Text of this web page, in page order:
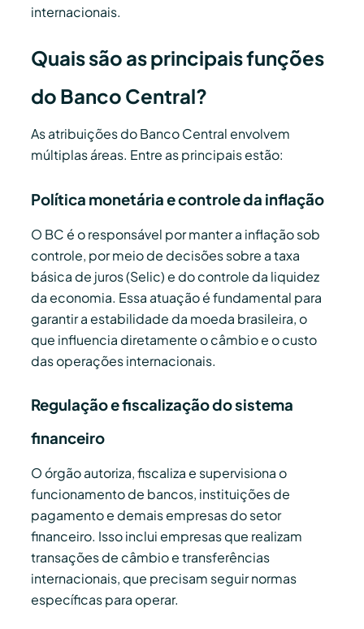
internacionais.
Quais são as principais funções
do Banco Central?
As atribuições do Banco Central envolvem
múltiplas áreas. Entre as principais estão:
Política monetária e controle da inflação
O BC é o responsável por manter a inflação sob
controle, por meio de decisões sobre a taxa
básica de juros (Selic) e do controle da liquidez
da economia. Essa atuação é fundamental para
garantir a estabilidade da moeda brasileira, o
que influencia diretamente o câmbio e o custo
das operações internacionais.
Regulação e fiscalização do sistema
financeiro
O órgão autoriza, fiscaliza e supervisiona o
funcionamento de bancos, instituições de
pagamento e demais empresas do setor
financeiro. Isso inclui empresas que realizam
transações de câmbio e transferências
internacionais, que precisam seguir normas
específicas para operar.